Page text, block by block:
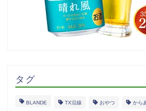
タグ
BLANDE TX沿線 おやつ から